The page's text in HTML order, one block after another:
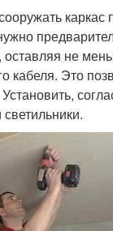
каркас
оставляя не
кабеля. Это